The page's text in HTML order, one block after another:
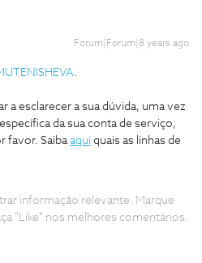
Forum|Forum|8 years ago
.
a esclarecer a sua dúvida, uma vez
da sua conta de serviço,
favor. Saibaaqui quais as linhas de
informação relevante. Marque
"Like" nos melhores comentários.